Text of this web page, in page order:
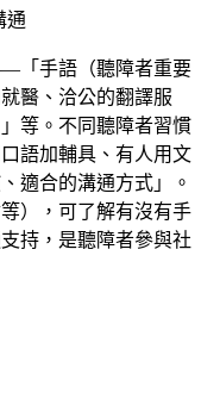
通
「手語（聽障者重要
醫、洽公的翻譯服
等。不同聽障者習慣
語加輔具、有人用文
適合的溝通方式」。
），可了解有沒有手
持，是聽障者參與社